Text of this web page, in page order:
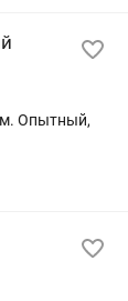
м. Опытный,